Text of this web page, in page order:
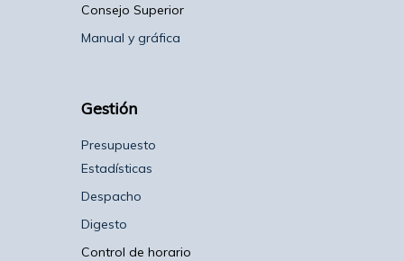
Consejo Superior
Manual y gráfica
Gestión
Presupuesto
Estadísticas
Despacho
Digesto
Control de horario